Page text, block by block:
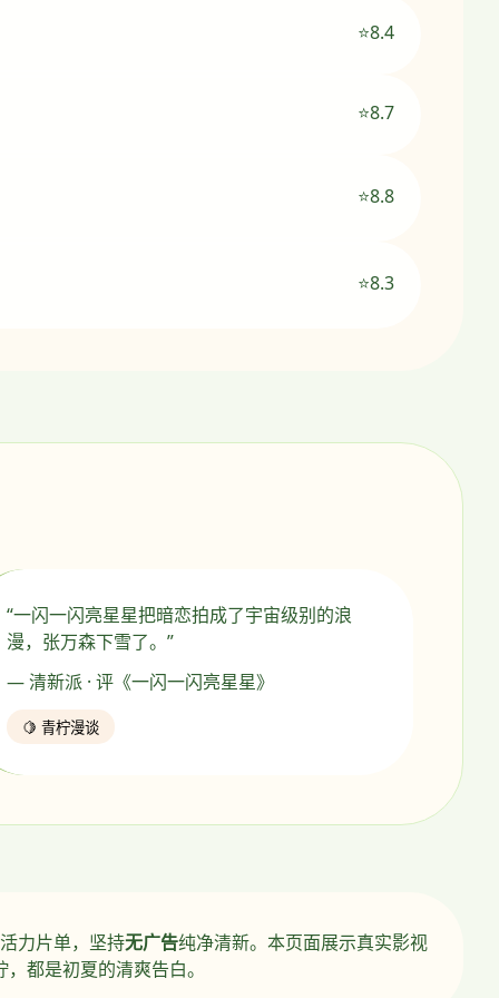
⭐8.4
⭐8.7
⭐8.8
⭐8.3
“一闪一闪亮星星把暗恋拍成了宇宙级别的浪
漫，张万森下雪了。”
— 清新派 · 评《一闪一闪亮星星》
🍋 青柠漫谈
活力片单，坚持无广告纯净清新。本页面展示真实影视
都是初夏的清爽告白。